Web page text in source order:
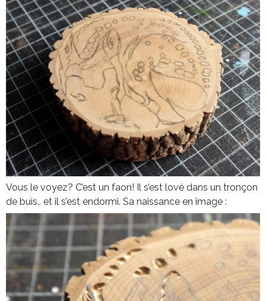
Vous le voyez? C’est un faon! Il s’est lové dans un tronçon
de buis.. et il s’est endormi. Sa naissance en image :